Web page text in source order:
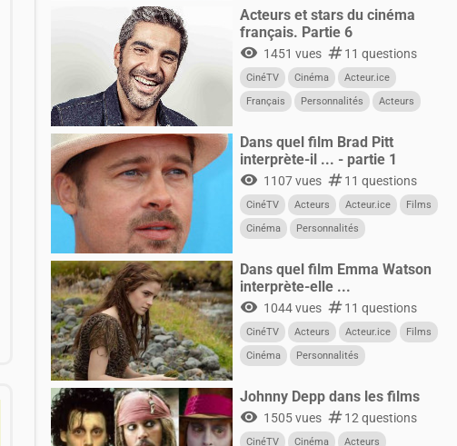
Acteurs et stars du cinéma
français. Partie 6
visibility 1451 vues numbers11 questions
CinéTV Cinéma
Acteur.ice
Français
Personnalités Acteurs
Dans quel film Brad Pitt
interprète-il ... - partie 1
visibility 1107 vues numbers11 questions
CinéTV Acteurs Acteur.ice
Films
Cinéma
Personnalités
Dans quel film Emma Watson
interprète-elle ...
visibility 1044 vues numbers11 questions
CinéTV Acteurs Acteur.ice
Films
Cinéma
Personnalités
Johnny Depp dans les films
visibility 1505 vues numbers12 questions
CinéTV Cinéma
Acteurs